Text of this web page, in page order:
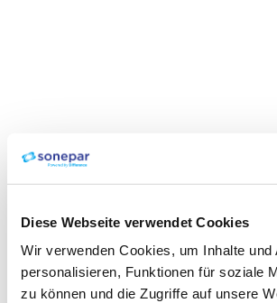
Diese Webseite verwendet Cookies
Wir verwenden Cookies, um Inhalte und
personalisieren, Funktionen für soziale
zu können und die Zugriffe auf unsere